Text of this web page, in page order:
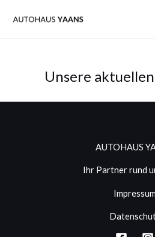
Inhalt
Unsere
AUTOHAUS
Ihr Partner rund
Impressum